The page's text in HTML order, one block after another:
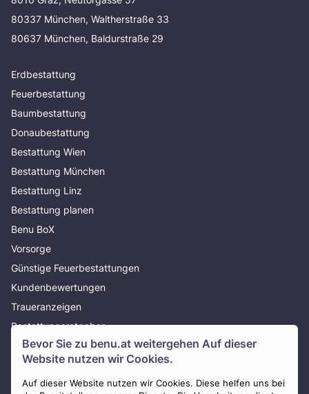
Bevor Sie zu benu.at weitergehen Auf dieser
Website nutzen wir Cookies.
Auf dieser Website nutzen wir Cookies. Diese helfen uns bei
80337 München, Waltherstraße 33
80637 München, Baldurstraße 29
Erdbestattung
Feuerbestattung
Baumbestattung
Donaubestattung
Bestattung Wien
Bestattung München
Bestattung Linz
Bestattung planen
Benu BoX
Vorsorge
Günstige Feuerbestattungen
Kundenbewertungen
Traueranzeigen
Bestattungsratgeber
Über uns
Presse
AGB